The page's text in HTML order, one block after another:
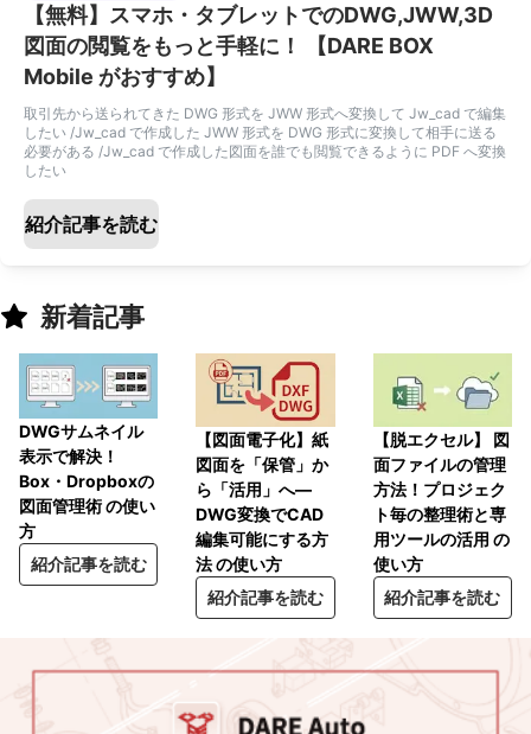
【無料】スマホ・タブレットでのDWG,JWW,3D
図面の閲覧をもっと手軽に！ 【DARE BOX
Mobile がおすすめ】
取引先から送られてきた DWG 形式を JWW 形式へ変換して Jw_cad で編集
したい /Jw_cad で作成した JWW 形式を DWG 形式に変換して相手に送る
必要がある /Jw_cad で作成した図面を誰でも閲覧できるように PDF へ変換
したい
紹介記事を読む
新着記事
DWGサムネイル
表示で解決！
Box・Dropboxの
図面管理術 の使い
方
紹介記事を読む
【図面電子化】紙
図面を「保管」か
ら「活用」へ―
DWG変換でCAD
編集可能にする方
法 の使い方
紹介記事を読む
【脱エクセル】 図
面ファイルの管理
方法！プロジェク
ト毎の整理術と専
用ツールの活用 の
使い方
紹介記事を読む